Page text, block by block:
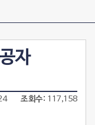
자
조회수 117,158